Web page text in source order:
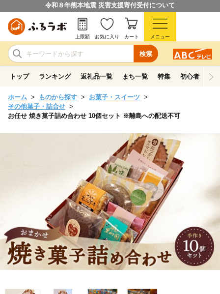
令和８年熊本地震 災害支援寄付受付について
検索
上限額 お気に入り カート メニュー
トップ ランキング 返礼品一覧 まち一覧 特集 初心者ガイド
ホーム ものから探す
お菓子・スイーツ
その他菓子・詰合せ
お任せ 焼き菓子詰め合わせ 10個セット ※離島への配送不可